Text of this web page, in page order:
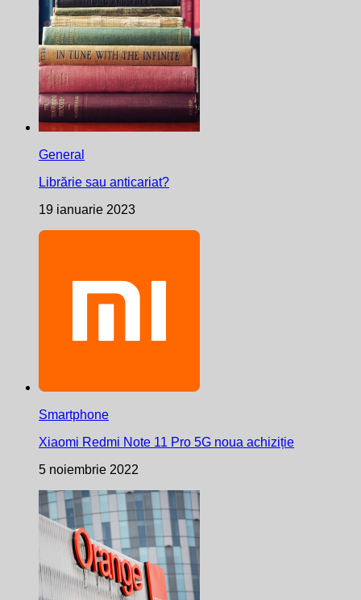
General
Librărie sau anticariat?
19 ianuarie 2023
Smartphone
Xiaomi Redmi Note 11 Pro 5G noua achiziție
5 noiembrie 2022